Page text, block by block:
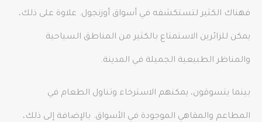
فهناك الكثير لتستكشفه في أسواق أوزنجول. علاوة على ذلك،
يمكن للزائرين الاستمتاع بالكثير من المناطق السياحية
والمناظر الطبيعية الجميلة في المدينة.
بينما يتسوقون، يمكنهم الاسترخاء وتناول الطعام في
المطاعم والمقاهي الموجودة في الأسواق. بالإضافة إلى ذلك،